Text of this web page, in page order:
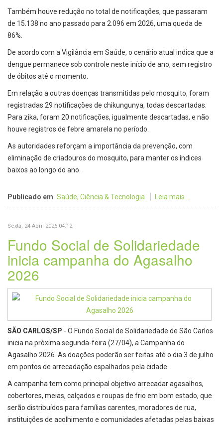
Também houve redução no total de notificações, que passaram
de 15.138 no ano passado para 2.096 em 2026, uma queda de
86%.
De acordo com a Vigilância em Saúde, o cenário atual indica que a
dengue permanece sob controle neste início de ano, sem registro
de óbitos até o momento.
Em relação a outras doenças transmitidas pelo mosquito, foram
registradas 29 notificações de chikungunya, todas descartadas.
Para zika, foram 20 notificações, igualmente descartadas, e não
houve registros de febre amarela no período.
As autoridades reforçam a importância da prevenção, com
eliminação de criadouros do mosquito, para manter os índices
baixos ao longo do ano.
Publicado em Saúde, Ciência & Tecnologia Leia mais ...
Sexta, 24 Abril 2026 04:12
Fundo Social de Solidariedade
inicia campanha do Agasalho
2026
SÃO CARLOS/SP - O Fundo Social de Solidariedade de São Carlos
inicia na próxima segunda-feira (27/04), a Campanha do
Agasalho 2026. As doações poderão ser feitas até o dia 3 de julho
em pontos de arrecadação espalhados pela cidade.
A campanha tem como principal objetivo arrecadar agasalhos,
cobertores, meias, calçados e roupas de frio em bom estado, que
serão distribuídos para famílias carentes, moradores de rua,
instituições de acolhimento e comunidades afetadas pelas baixas